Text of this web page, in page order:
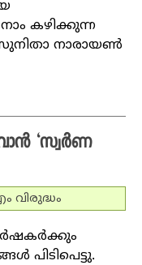
കഴിക്കുന്ന
നാരായണ്‍
‘സ്വര്‍ണ
വിരുദ്ധം
പിടിപെട്ടു.